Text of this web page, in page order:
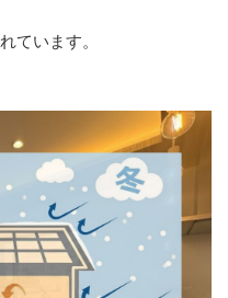
ています。